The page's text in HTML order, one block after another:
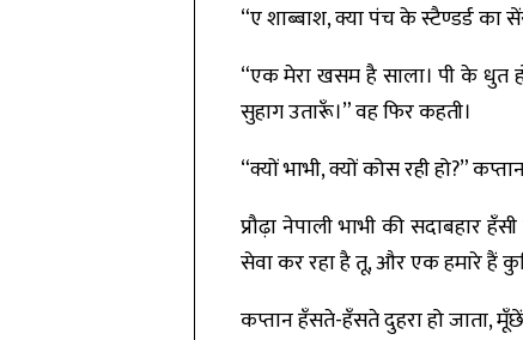
“ए शाब्बाश, क्या पंच के स्टैण्डर्ड का
“एक मेरा खसम है साला। पी के धुत
सुहाग उतारूँ।” वह फिर कहती।
“क्यों भाभी, क्यों कोस रही हो?”
प्रौढ़ा नेपाली भाभी की
सेवा कर रहा है तू, और एक हमारे हैं
कप्तान हँसते-हँसते दुहरा हो जाता,